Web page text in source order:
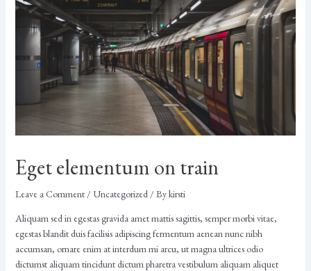
Eget elementum on train
Leave a Comment / Uncategorized/ Bykirsti
Aliquam sed in egestas gravida amet mattis sagittis, semper morbi vitae,
egestas blandit duis facilisis adipiscing fermentum aenean nunc nibh
accumsan, ornare enim at interdum mi arcu, ut magna ultrices odio
dictumst aliquam tincidunt dictum pharetra vestibulum aliquam aliquet